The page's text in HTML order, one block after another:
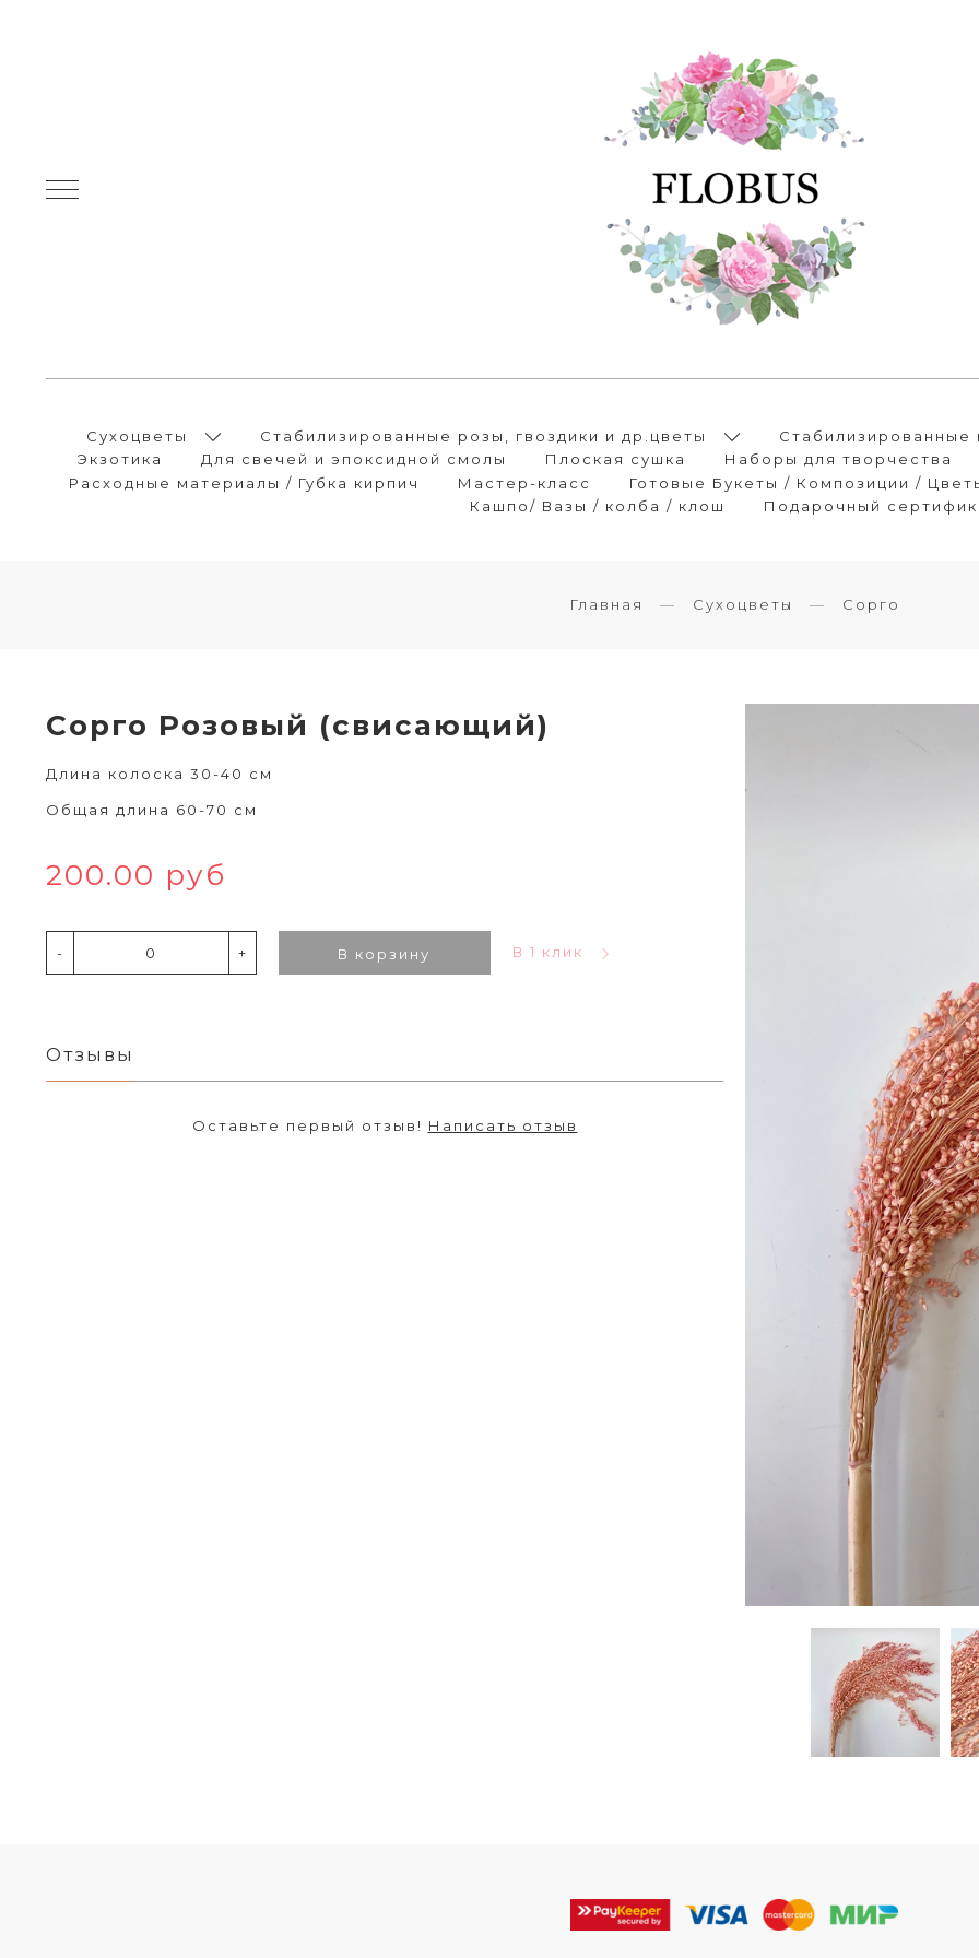
Сухоцветы Стабилизированные розы, гвоздики и др.цветы
Стабилизированные
Экзотика
Для свечей и эпоксидной смолы Плоская сушка
Наборы для творчества
Расходные материалы / Губка кирпич
Мастер-класс
Готовые Букеты / Композиции /
Кашпо/ Вазы / колба / клош
Подарочный
Главная Сухоцветы Сорго
Сорго Розовый (свисающий)
Длина колоска 30-40 см
Общая длина 60-70 см
200.00 руб
- + В корзину В 1 клик
Отзывы
Оставьте первый отзыв! Написать отзыв